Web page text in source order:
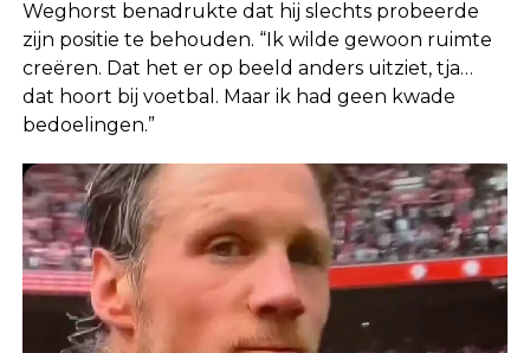
Weghorst benadrukte dat hij slechts probeerde
zijn positie te behouden. “Ik wilde gewoon ruimte
creëren. Dat het er op beeld anders uitziet, tja…
dat hoort bij voetbal. Maar ik had geen kwade
bedoelingen.”